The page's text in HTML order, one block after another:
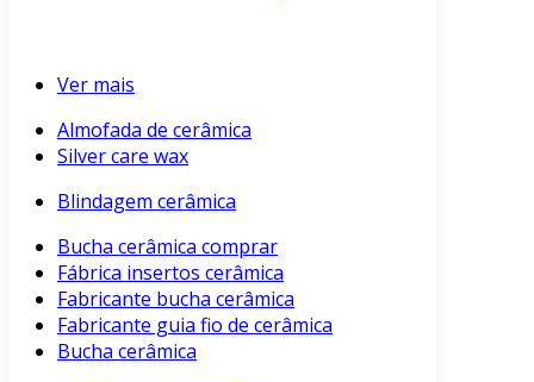
Ver mais
Almofada de cerâmica
Silver care wax
Blindagem cerâmica
Bucha cerâmica comprar
Fábrica insertos cerâmica
Fabricante bucha cerâmica
Fabricante guia fio de cerâmica
Bucha cerâmica